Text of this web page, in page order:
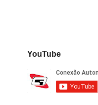
YouTube